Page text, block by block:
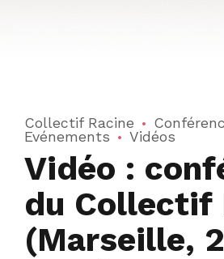
Collectif Racine
Evénements
Vidéos
Vidéo :
du Collectif
(Marseille,